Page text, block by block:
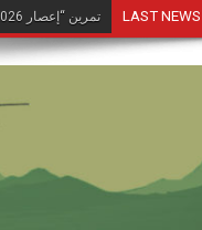
LAST NEWS تمرين “إعصار 2026” بإن قزام: طائرة كرونشتات أوريون مُصوَّرة في العملية